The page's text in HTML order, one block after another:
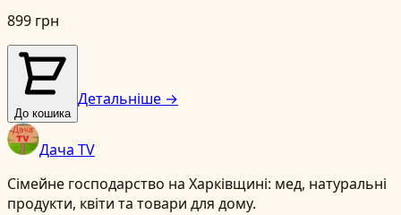
899 грн
До кошика
Детальніше →
Дача TV
Сімейне господарство на Харківщині: мед, натуральні
продукти, квіти та товари для дому.